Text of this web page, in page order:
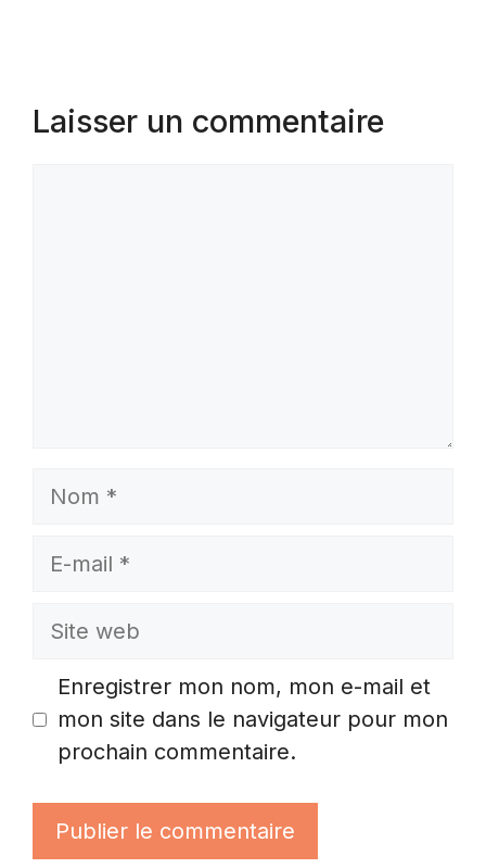
Laisser un commentaire
Nom
E-
Site
Enregistrer mon nom, mon e-mail et
mon site dans le navigateur pour mon
prochain commentaire.